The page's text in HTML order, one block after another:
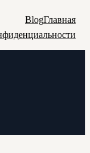
BlogГлавная